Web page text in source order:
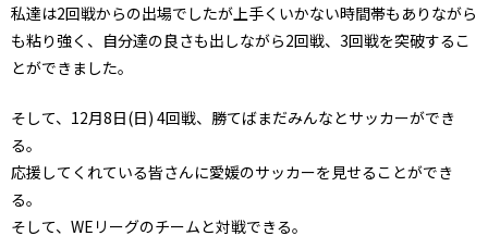
私達は2回戦からの出場でしたが上手くいかない時間帯もありながら
も粘り強く、自分達の良さも出しながら2回戦、3回戦を突破するこ
とができました。
そして、12月8日(日) 4回戦、勝てばまだみんなとサッカーができ
る。
応援してくれている皆さんに愛媛のサッカーを見せることができ
る。
そして、WEリーグのチームと対戦できる。